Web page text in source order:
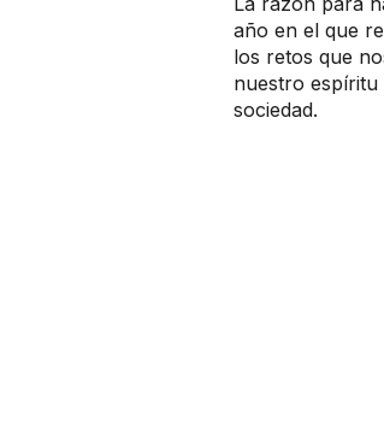
año en el que
los retos que
nuestro
sociedad​​.​​​​​​